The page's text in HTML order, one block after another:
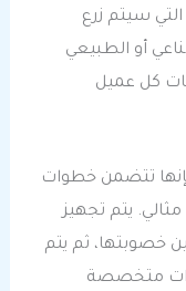
سيتم زرع
أو الطبيعي
كل عميل
تتضمن خطوات
يتم تجهيز
خصوبتها، ثم يتم
متخصصة